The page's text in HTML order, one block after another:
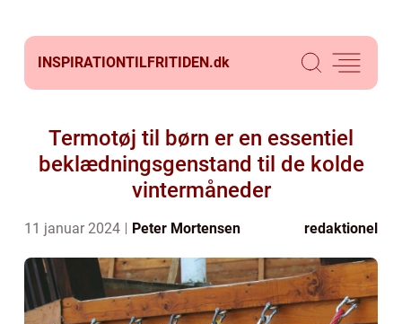
INSPIRATIONTILFRITIDEN.dk
Termotøj til børn er en essentiel
beklædningsgenstand til de kolde
vintermåneder
11 januar 2024 Peter Mortensen redaktionel